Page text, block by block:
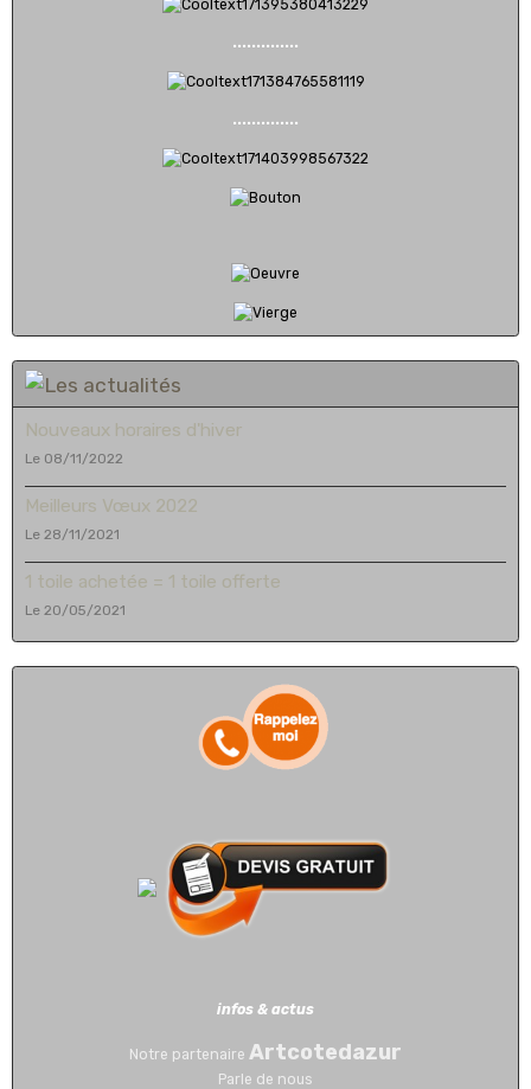
..............
..............
Nouveaux horaires d'hiver
Le 08/11/2022
Meilleurs Vœux 2022
Le 28/11/2021
1 toile achetée = 1 toile offerte
Le 20/05/2021
infos & actus
Notre partenaire Artcotedazur
Parle de nous